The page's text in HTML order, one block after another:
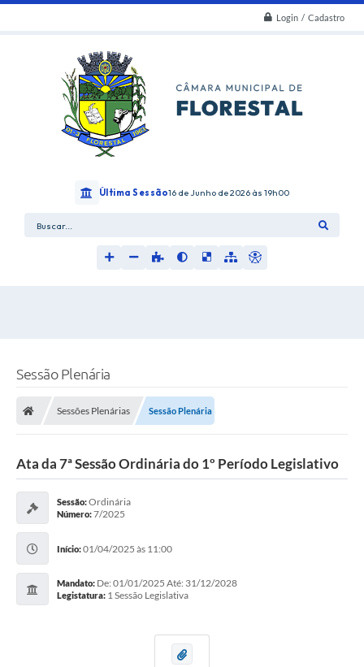
Login / Cadastro
Buscar...
Última Sessão16 de Junho de 2026 19h00
Sessão Plenária
Sessões Plenárias Sessão Plenária
Ata da 7ª Sessão Ordinária do 1º Período Legislativo
Sessão:Ordinária
Número:7/2025
Início:01/04/2025 às 11:00
Mandato: De: 01/01/2025 Até: 31/12/2028
Legistatura: 1 Sessão Legislativa